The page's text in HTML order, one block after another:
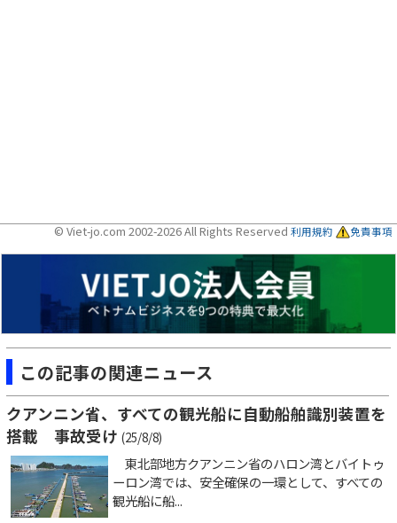
© Viet-jo.com 2002-2026 All Rights Reserved 利用規約 免責事項
この記事の関連ニュース
クアンニン省、すべての観光船に自動船舶識別装置を
搭載 事故受け (25/8/8)
東北部地方クアンニン省のハロン湾とバイトゥ
ーロン湾では、安全確保の一環として、すべての
観光船に船...